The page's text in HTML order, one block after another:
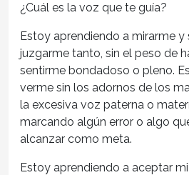
¿Cuál es la voz que te guía?
Estoy aprendiendo a mirarme y
juzgarme tanto, sin el peso de
sentirme bondadoso o pleno.
verme sin los adornos de los
la excesiva voz paterna o
marcando algún error o algo
alcanzar como meta.
Estoy aprendiendo a aceptar